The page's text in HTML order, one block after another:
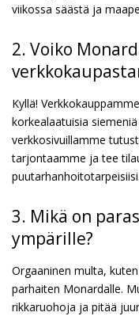
viikossa säästä ja
2. Voiko
Kyllä! Verkkokauppamme
korkealaatuisia
verkkosivuillamme
tarjontaamme ja tee
puutarhanhoitotarpeisiisi.
3. Mikä on
ympärille?
Orgaaninen multa,
parhaiten Monardalle.
rikkaruohoja ja pitää